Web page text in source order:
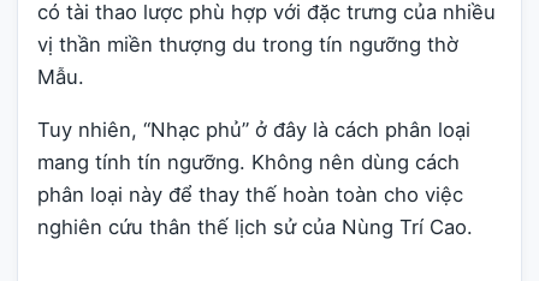
có tài thao lược phù hợp với đặc trưng của nhiều
vị thần miền thượng du trong tín ngưỡng thờ
Mẫu.
Tuy nhiên, “Nhạc phủ” ở đây là cách phân loại
mang tính tín ngưỡng. Không nên dùng cách
phân loại này để thay thế hoàn toàn cho việc
nghiên cứu thân thế lịch sử của Nùng Trí Cao.